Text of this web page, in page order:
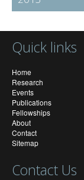
Quick links
Home
Research
Events
Publications
Fellowships
About
Contact
Sitemap
Contact Us